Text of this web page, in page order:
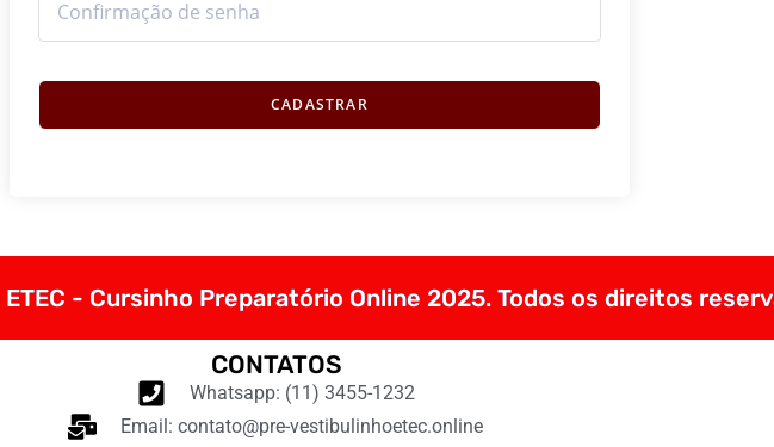
CADASTRAR
- Cursinho Preparatório Online 2025. Todos os direitos
CONTATOS
Whatsapp: (11) 3455-1232
Email: contato@pre-vestibulinhoetec.online